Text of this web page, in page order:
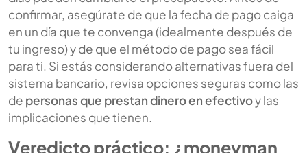
confirmar, asegúrate de que la fecha de pago caiga
en un día que te convenga (idealmente después de
tu ingreso) y de que el método de pago sea fácil
para ti. Si estás considerando alternativas fuera del
sistema bancario, revisa opciones seguras como las
de personas que prestan dinero en efectivoy las
implicaciones que tienen.
Veredicto práctico: ¿moneyman